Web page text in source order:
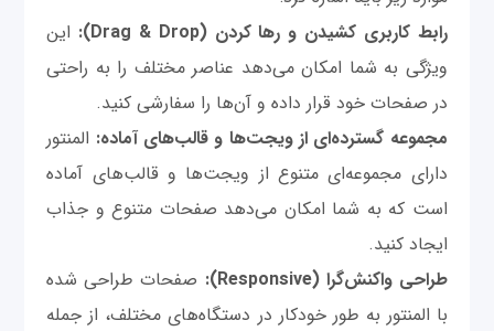
رابط کاربری کشیدن و رها کردن (Drag & Drop):
این
ویژگی به شما امکان می‌دهد عناصر مختلف را به راحتی
در صفحات خود قرار داده و آن‌ها را سفارشی کنید.
مجموعه گسترده‌ای از ویجت‌ها و قالب‌های آماده: المنتور
دارای مجموعه‌ای متنوع از ویجت‌ها و قالب‌های آماده
است که به شما امکان می‌دهد صفحات متنوع و جذاب
ایجاد کنید.
طراحی واکنش‌گرا (Responsive):
صفحات طراحی شده
با المنتور به طور خودکار در دستگاه‌های مختلف، از جمله